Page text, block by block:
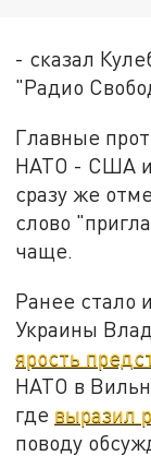
- сказал
"Радио
Главные
НАТО - США и
сразу же
слово
чаще.
Ранее стало
Украины
ярость
НАТО в
где выразил
поводу